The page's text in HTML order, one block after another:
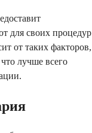
для своих процедур
от таких факторов,
лучше всего